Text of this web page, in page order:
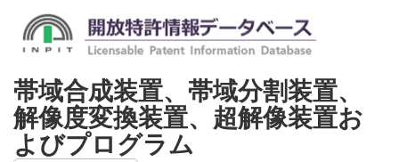
帯域合成装置、帯域分割装置、
解像度変換装置、超解像装置お
よびプログラム